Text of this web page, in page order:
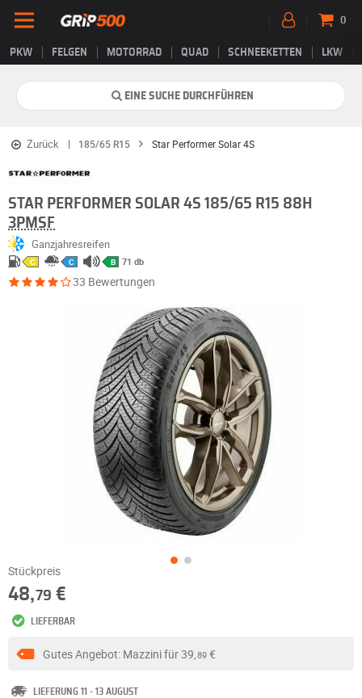
PKW FELGEN MOTORRAD QUAD SCHNEEKETTEN LKW
0
EINE SUCHE DURCHFÜHREN
Zurück 185/65 R15 Star Performer Solar 4S
STAR PERFORMER SOLAR 4S 185/65 R15 88H
3PMSF
Ganzjahresreifen
C C B 71 db
33 Bewertungen
Stückpreis
48,79 €
LIEFERBAR
Gutes Angebot: Mazzini für39,89€
LIEFERUNG 11 - 13 AUGUST